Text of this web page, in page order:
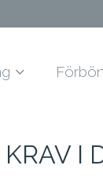
Förbön
I